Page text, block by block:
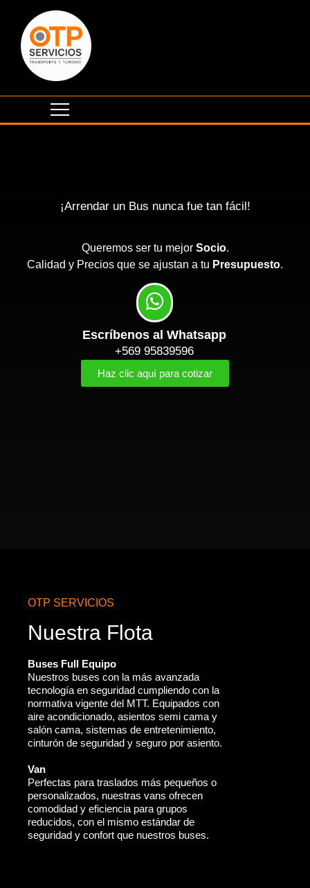
¡Arrendar un Bus nunca fue tan fácil!
Queremos ser tu mejor Socio.
Calidad y Precios que se ajustan a tu Presupuesto.
Escríbenos al Whatsapp
+569 95839596
Haz clic aquí para cotizar
OTP SERVICIOS
Nuestra Flota
Buses Full Equipo
Nuestros buses con la más avanzada
tecnología en seguridad cumpliendo con la
normativa vigente del MTT. Equipados con
aire acondicionado, asientos semi cama y
salón cama, sistemas de entretenimiento,
cinturón de seguridad y seguro por asiento.
Van
Perfectas para traslados más pequeños o
personalizados, nuestras vans ofrecen
comodidad y eficiencia para grupos
reducidos, con el mismo estándar de
seguridad y confort que nuestros buses.